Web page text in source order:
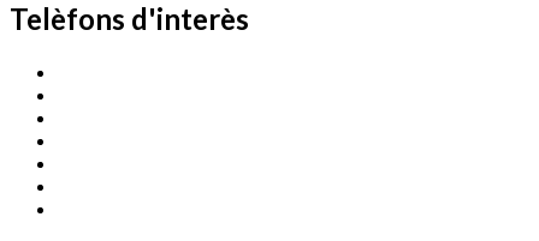
Telèfons d'interès